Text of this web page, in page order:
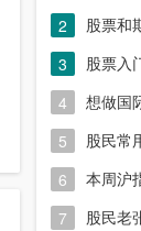
2
3
4
5
6
7